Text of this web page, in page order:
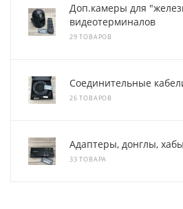
Доп.камеры для
видеотерминалов
29 ТОВАРОВ
Соединительные
26 ТОВАРОВ
Адаптеры, донглы,
33 ТОВАРА